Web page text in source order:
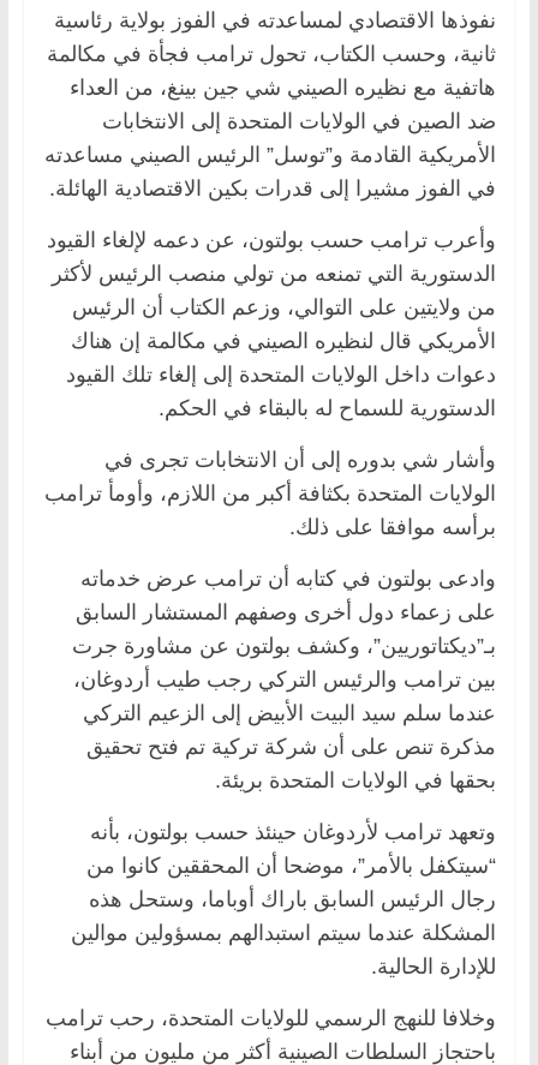
نفوذها الاقتصادي لمساعدته في الفوز بولاية رئاسية
ثانية، وحسب الكتاب، تحول ترامب فجأة في مكالمة
هاتفية مع نظيره الصيني شي جين بينغ، من العداء
ضد الصين في الولايات المتحدة إلى الانتخابات
الأمريكية القادمة و”توسل” الرئيس الصيني مساعدته
في الفوز مشيرا إلى قدرات بكين الاقتصادية الهائلة.
وأعرب ترامب حسب بولتون، عن دعمه لإلغاء القيود
الدستورية التي تمنعه من تولي منصب الرئيس لأكثر
من ولايتين على التوالي، وزعم الكتاب أن الرئيس
الأمريكي قال لنظيره الصيني في مكالمة إن هناك
دعوات داخل الولايات المتحدة إلى إلغاء تلك القيود
الدستورية للسماح له بالبقاء في الحكم.
وأشار شي بدوره إلى أن الانتخابات تجرى في
الولايات المتحدة بكثافة أكبر من اللازم، وأومأ ترامب
برأسه موافقا على ذلك.
وادعى بولتون في كتابه أن ترامب عرض خدماته
على زعماء دول أخرى وصفهم المستشار السابق
بـ”ديكتاتوريين”، وكشف بولتون عن مشاورة جرت
بين ترامب والرئيس التركي رجب طيب أردوغان،
عندما سلم سيد البيت الأبيض إلى الزعيم التركي
مذكرة تنص على أن شركة تركية تم فتح تحقيق
بحقها في الولايات المتحدة بريئة.
وتعهد ترامب لأردوغان حينئذ حسب بولتون، بأنه
“سيتكفل بالأمر”، موضحا أن المحققين كانوا من
رجال الرئيس السابق باراك أوباما، وستحل هذه
المشكلة عندما سيتم استبدالهم بمسؤولين موالين
للإدارة الحالية.
وخلافا للنهج الرسمي للولايات المتحدة، رحب ترامب
باحتجاز السلطات الصينية أكثر من مليون من أبناء